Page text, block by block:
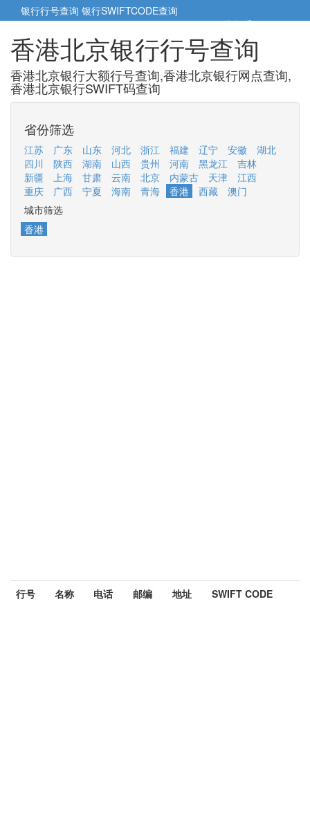
银行行号查询 银行SWIFTCODE查询
5cm小帮手5cm.cn
香港北京银行行号查询
香港北京银行大额行号查询,香港北京银行网点查询,
香港北京银行SWIFT码查询
省份筛选
江苏 广东 山东 河北 浙江 福建 辽宁 安徽
湖北
四川
陕西 湖南 山西 贵州 河南 黑龙江
吉林
新疆
上海 甘肃 云南 北京 内蒙古 天津
江西
重庆
广西 宁夏 海南 青海 香港 西藏
澳门
城市筛选
香港
行号 名称 电话 邮编 地址 SWIFT CODE